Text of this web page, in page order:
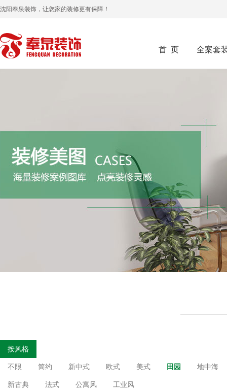
沈阳奉泉装饰，让您家的装修更有保障！
首 页 全案套
按风格
不限 简约 新中式 欧式 美式 田园 地中海
新古典 法式 公寓风 工业风